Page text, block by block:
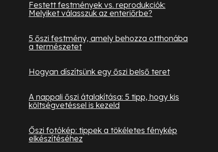
Festett festmények vs. reprodukciók:
Melyiket válasszuk az enteriőrbe?
5 őszi festmény, amely behozza otthonába
a természetet
Hogyan díszítsünk egy őszi belső teret
A nappali őszi átalakítása: 5 tipp, hogy kis
költségvetéssel is kezeld
Őszi fotókép: tippek a tökéletes fénykép
elkészítéséhez